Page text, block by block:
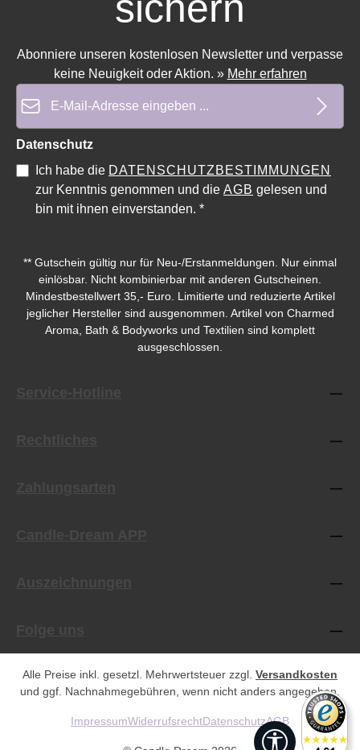
Durchschnittliche Bewertung von 0 von 5 SternenDurchschnittliche
Abonniere unseren kostenlosen Newsletter und verpasse
keine Neuigkeit oder Aktion. » Mehr erfahren
Datenschutz
Ich habe die DATENSCHUTZBESTIMMUNGEN
zur Kenntnis genommen und die AGB gelesen und
bin mit ihnen einverstanden. *
** Gutschein gültig nur für Neu-/Erstanmeldungen. Nur einmal
einlösbar. Nicht kombinierbar mit anderen Gutscheinen.
Mindestbestellwert 35,- Euro. Limitierte und reduzierte Artikel
jeglicher Hersteller sind ausgenommen. Artikel von Charmed
Aroma, Bath & Bodyworks und Textilien sind komplett
ausgeschlossen.
Alle Preise inkl. gesetzl. Mehrwertsteuer zzgl. Versandkosten
und ggf. Nachnahmegebühren, wenn nicht anders angegeben.
ImpressumWiderrufsrechtDatenschutzAGB